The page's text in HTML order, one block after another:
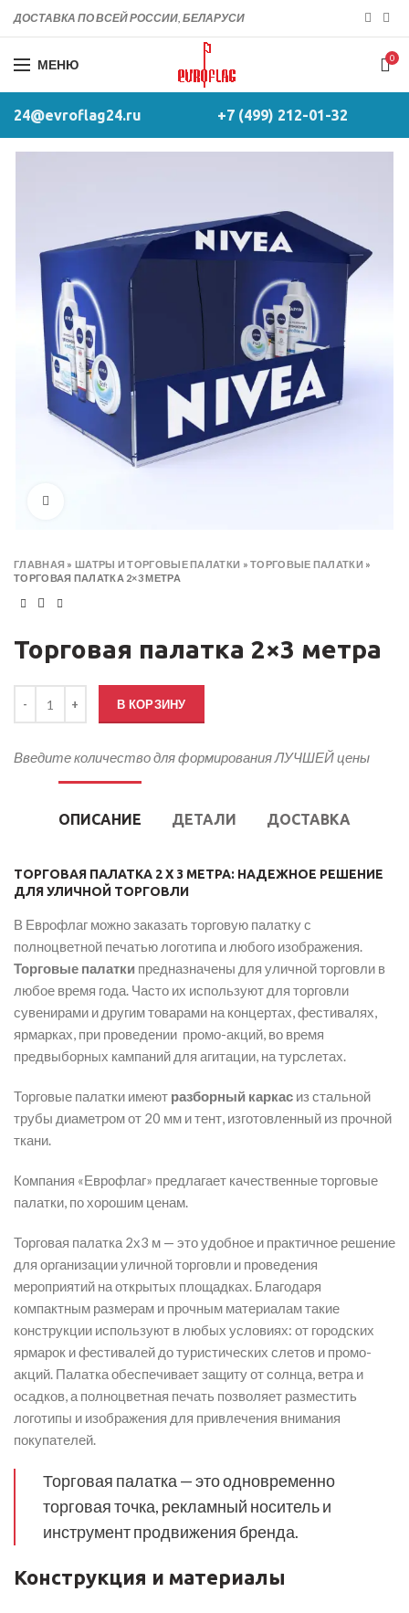
ДОСТАВКА ПО ВСЕЙ РОССИИ, БЕЛАРУСИ
МЕНЮ 0
24@evroflag24.ru +7 (499) 212-01-32
ГЛАВНАЯ »​ШАТРЫ И ТОРГОВЫЕ ПАЛАТКИ »ТОРГОВЫЕ ПАЛАТКИ »
ТОРГОВАЯ ПАЛАТКА 2×3 МЕТРА
Торговая палатка 2×3 метра
В КОРЗИНУ
Введите количество для формирования ЛУЧШЕЙ цены
ОПИСАНИЕ ДЕТАЛИ ДОСТАВКА
ТОРГОВАЯ ПАЛАТКА 2 Х 3 МЕТРА: НАДЕЖНОЕ РЕШЕНИЕ
ДЛЯ УЛИЧНОЙ ТОРГОВЛИ
В Еврофлаг можно заказать торговую палатку с
полноцветной печатью логотипа и любого изображения.
Торговые палатки предназначены для уличной торговли в
любое время года. Часто их используют для торговли
сувенирами и другим товарами на концертах, фестивалях,
ярмарках, при проведении промо-акций, во время
предвыборных кампаний для агитации, на турслетах.
Торговые палатки имеют разборный каркас из стальной
трубы диаметром от 20 мм и тент, изготовленный из прочной
ткани.
Компания «Еврофлаг» предлагает качественные торговые
палатки, по хорошим ценам.
Торговая палатка 2х3 м — это удобное и практичное решение
для организации уличной торговли и проведения
мероприятий на открытых площадках. Благодаря
компактным размерам и прочным материалам такие
конструкции используют в любых условиях: от городских
ярмарок и фестивалей до туристических слетов и промо-
акций. Палатка обеспечивает защиту от солнца, ветра и
осадков, а полноцветная печать позволяет разместить
логотипы и изображения для привлечения внимания
покупателей.
Торговая палатка — это одновременно
торговая точка, рекламный носитель и
инструмент продвижения бренда.
Конструкция и материалы